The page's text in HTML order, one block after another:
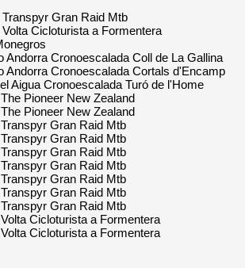
Gran Raid Mtb
Cicloturista a Formentera
Andorra Cronoescalada Coll de La Gallina
Andorra Cronoescalada Cortals d'Encamp
Aigua Cronoescalada Turó de l'Home
Pioneer New Zealand
Pioneer New Zealand
Gran Raid Mtb
Gran Raid Mtb
Gran Raid Mtb
Gran Raid Mtb
Gran Raid Mtb
Gran Raid Mtb
Gran Raid Mtb
Cicloturista a Formentera
Cicloturista a Formentera